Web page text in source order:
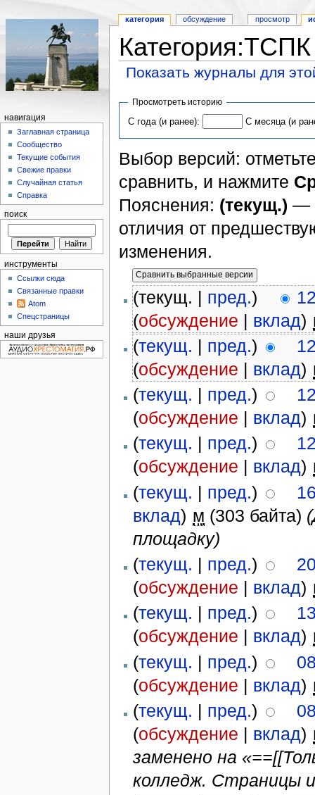
Показать журналы для
Просмотреть историю
С года (и ранее): С месяца (и
Выбор версий:
сравнить, и нажмите
Пояснения: (текущ.) —
отличия от
изменения.
(текущ. | пред.)
(обсуждение | вклад)
(текущ. | пред.)
(обсуждение | вклад)
(текущ. | пред.)
(обсуждение | вклад)
(текущ. | пред.)
(обсуждение | вклад)
(текущ. | пред.)
вклад) м (303 байта)
площадку)
(текущ. | пред.)
(обсуждение | вклад)
(текущ. | пред.)
(обсуждение | вклад)
(текущ. | пред.)
(обсуждение | вклад)
(текущ. | пред.)
(обсуждение | вклад)
заменено на
колледж. Страницы
категория обсуждение просмотр
навигация
Заглавная страница
Сообщество
Текущие события
Свежие правки
Случайная статья
Справка
поиск
инструменты
Ссылки сюда
Связанные правки
Atom
Спецстраницы
наши друзья